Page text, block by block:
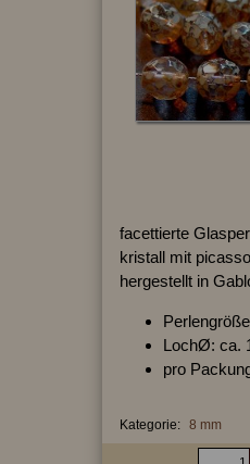
facettierte
kristall mit
hergestellt in
LochØ: ca.
pro
Kategorie: 8 mm